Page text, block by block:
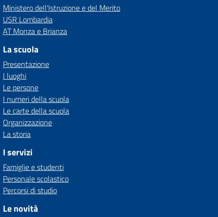
Ministero dell'Istruzione e del Merito
USR Lombardia
AT Monza e Brianza
La scuola
Presentazione
I luoghi
Le persone
I numeri della scuola
Le carte della scuola
Organizzazione
La storia
I servizi
Famiglie e studenti
Personale scolastico
Percorsi di studio
Le novità